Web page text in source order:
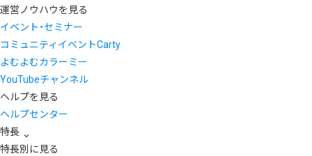
運営ノウハウを見る
イベント・セミナー
コミュニティイベントCarty
よむよむカラーミー
YouTubeチャンネル
ヘルプを見る
ヘルプセンター
特長
特長別に見る